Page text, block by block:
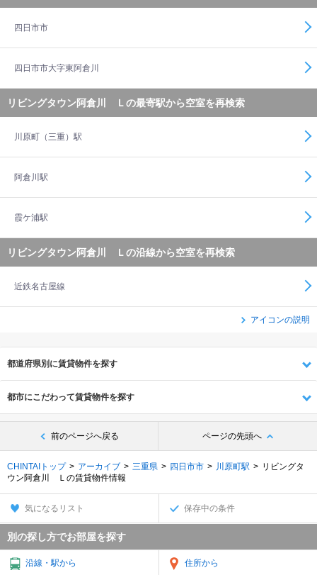
四日市市
四日市市大字東阿倉川
リビングタウン阿倉川 Ｌの最寄駅から空室を再検索
川原町（三重）駅
阿倉川駅
霞ケ浦駅
リビングタウン阿倉川 Ｌの沿線から空室を再検索
近鉄名古屋線
アイコンの説明
都道府県別に賃貸物件を探す
都市にこだわって賃貸物件を探す
前のページへ戻る ページの先頭へ
CHINTAIトップ アーカイブ 三重県 四日市市 川原町駅
リビングタ
ウン阿倉川 Ｌの賃貸物件情報
気になるリスト 保存中の条件
別の探し方でお部屋を探す
沿線・駅から 住所から